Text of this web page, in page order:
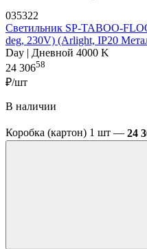
035322
Светильник SP-TABOO-
deg, 230V) (Arlight, IP20
Day | Дневной 4000 K
24 30658
₽/шт
В наличии
Коробка (картон) 1 шт — 24